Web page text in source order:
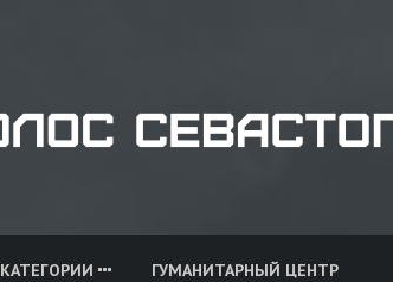
КАТЕГОРИИ ГУМАНИТАРНЫЙ ЦЕНТР